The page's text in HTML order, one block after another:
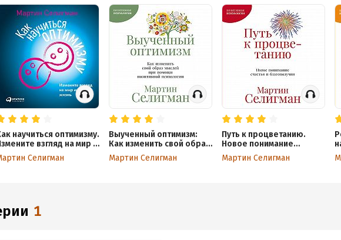
научиться оптимизму.
взгляд на мир и
жизньСелигман
Выученный оптимизм:
Как изменить свой образ
мыслей при помощи
позитивной психологии
Мартин Селигман
Путь к процветанию.
Новое понимание
счастья и благополучия
Мартин Селигман
1